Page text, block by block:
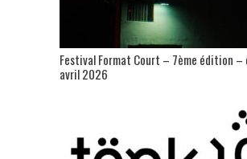
Festival Format Court – 7ème édition –
avril 2026